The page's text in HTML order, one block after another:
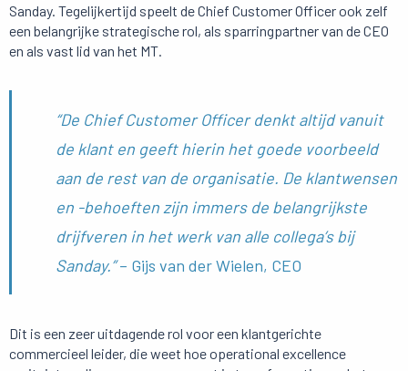
Sanday. Tegelijkertijd speelt de Chief Customer Officer ook zelf
een belangrijke strategische rol, als sparringpartner van de CEO
en als vast lid van het MT.
“De Chief Customer Officer denkt altijd vanuit
de klant en geeft hierin het goede voorbeeld
aan de rest van de organisatie. De klantwensen
en -behoeften zijn immers de belangrijkste
drijfveren in het werk van alle collega’s bij
Sanday.”– Gijs van der Wielen, CEO
Dit is een zeer uitdagende rol voor een klantgerichte
commercieel leider, die weet hoe operational excellence